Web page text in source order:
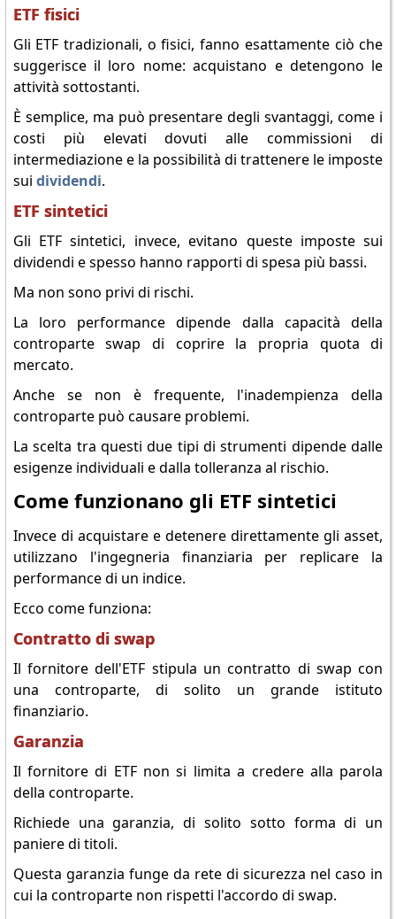
ETF fisici
Gli ETF tradizionali, o fisici, fanno esattamente ciò che
suggerisce il loro nome: acquistano e detengono le
attività sottostanti.
È semplice, ma può presentare degli svantaggi, come i
costi più elevati dovuti alle commissioni di
intermediazione e la possibilità di trattenere le imposte
sui dividendi.
ETF sintetici
Gli ETF sintetici, invece, evitano queste imposte sui
dividendi e spesso hanno rapporti di spesa più bassi.
Ma non sono privi di rischi.
La loro performance dipende dalla capacità della
controparte swap di coprire la propria quota di
mercato.
Anche se non è frequente, l'inadempienza della
controparte può causare problemi.
La scelta tra questi due tipi di strumenti dipende dalle
esigenze individuali e dalla tolleranza al rischio.
Come funzionano gli ETF sintetici
Invece di acquistare e detenere direttamente gli asset,
utilizzano l'ingegneria finanziaria per replicare la
performance di un indice.
Ecco come funziona:
Contratto di swap
Il fornitore dell'ETF stipula un contratto di swap con
una controparte, di solito un grande istituto
finanziario.
Garanzia
Il fornitore di ETF non si limita a credere alla parola
della controparte.
Richiede una garanzia, di solito sotto forma di un
paniere di titoli.
Questa garanzia funge da rete di sicurezza nel caso in
cui la controparte non rispetti l'accordo di swap.